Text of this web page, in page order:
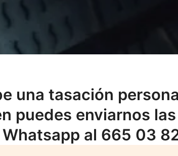
una tasación
puedes enviarnos
al 665 03